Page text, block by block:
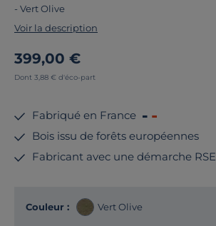
- Vert Olive
Voir la description
399,00 €
Dont 3,88 € d'éco-part
Fabriqué en France
Bois issu de forêts européennes
Fabricant avec une démarche RSE
Couleur : Vert Olive